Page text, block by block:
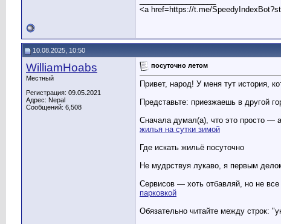
<a href=https://t.me/
10.08.2025, 10:50
WilliamHoabs
Местный
Регистрация: 09.05.2021
Адрес: Nepal
Сообщений: 6,508
посуточно летом
Привет, народ! У меня тут история,
Представьте: приезжаешь в другой
Сначала думал(а), что это просто —
жилья на сутки зимой
Где искать жильё посуточно
Не мудрствуя лукаво, я первым
Сервисов — хоть отбавляй, но не
парковкой
Обязательно читайте между строк: